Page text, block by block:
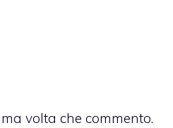
volta che commento.